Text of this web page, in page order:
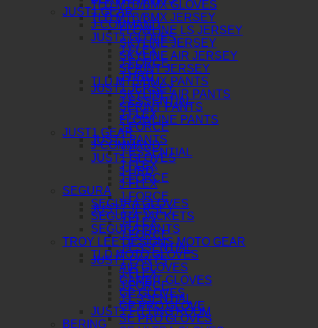
TLD MTB/BMX GLOVES
TLD MTB/BMX JERSEY
FLOWLINE LS JERSEY
SKYLINE JERSEY
SKYLINE AIR JERSEY
SPRINT JERSEY
TLD MTB/BMX PANTS
SKYLINE AIR PANTS
SPRINT PANTS
FLOWLINE PANTS
JUST1 GEAR
J-COMMAND
JUST1 GLOVES
J-HRD
J-FLEX
J-FORCE
JUST1 JERSEY
J-FLEX
J-FORCE
J-ESSENTIAL
JUST1 PANTS
J-FLEX
J-FORCE
J-ESSENTIAL
JUST1 FITTING ROOM
BERING
JUST1 GEAR
J-COMMAND
JUST1 GLOVES
J-FLEX
J-FORCE
J-HRD
JUST1 JERSEY
J-ESSENTIAL
J-FLEX
J-FORCE
JUST1 PANTS
J-ESSENTIAL
J-FLEX
J-FORCE
SEGURA
SEGURA GLOVES
SEGURA JACKETS
SEGURA PANTS
TROY LEE DESIGNS MOTO GEAR
TLD MOTO GLOVES
AIR GLOVES
GAMBIT GLOVES
GP GLOVES
GP PRO GLOVE
SE PRO GLOVES